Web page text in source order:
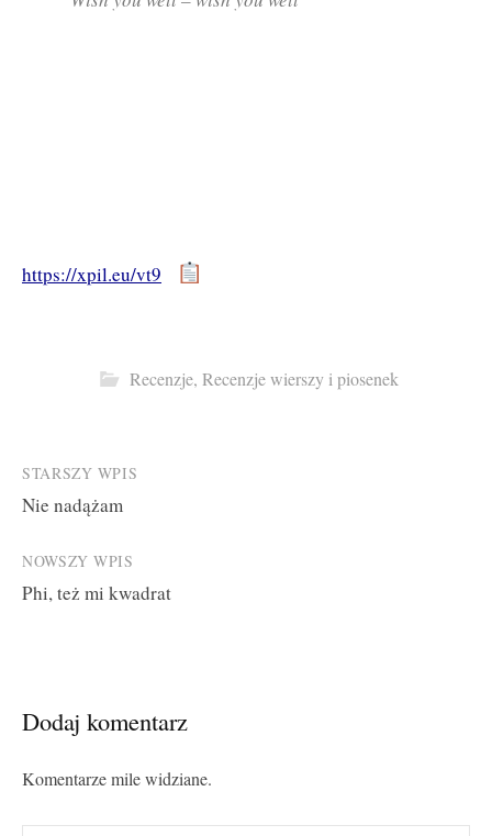
https://xpil.eu/vt9
Recenzje, Recenzje wierszy i piosenek
Post
navigation
STARSZY WPIS
Nie nadążam
NOWSZY WPIS
Phi, też mi kwadrat
Dodaj komentarz
Komentarze mile widziane.